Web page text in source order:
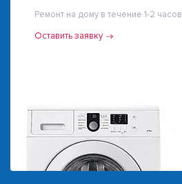
Ремонт на дому в течение 1-2 часов
Оставить заявку